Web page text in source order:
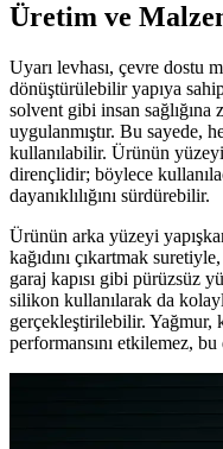
Üretim ve
Uyarı levhası, çevre dostu
dönüştürülebilir yapıya
solvent gibi insan sağlığına
uygulanmıştır. Bu sayede,
kullanılabilir. Ürünün
dirençlidir; böylece
dayanıklılığını sürdürebilir.
Ürünün arka yüzeyi
kağıdını çıkartmak
garaj kapısı gibi pürüzsüz
silikon kullanılarak da
gerçekleştirilebilir. Yağmur,
performansını etkilemez, bu